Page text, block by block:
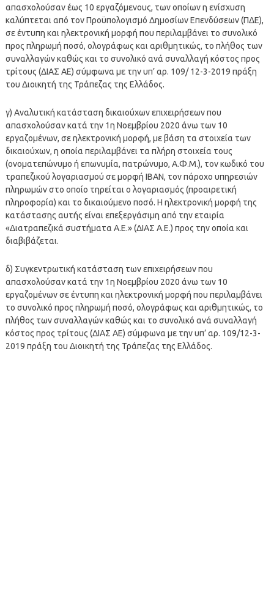
απασχολούσαν έως 10 εργαζόμενους, των οποίων η ενίσχυση
καλύπτεται από τον Προϋπολογισμό Δημοσίων Επενδύσεων (ΠΔΕ),
σε έντυπη και ηλεκτρονική μορφή που περιλαμβάνει το συνολικό
προς πληρωμή ποσό, ολογράφως και αριθμητικώς, το πλήθος των
συναλλαγών καθώς και το συνολικό ανά συναλλαγή κόστος προς
τρίτους (ΔΙΑΣ ΑΕ) σύμφωνα με την υπ’ αρ. 109/ 12-3-2019 πράξη
του Διοικητή της Τράπεζας της Ελλάδος.
γ) Αναλυτική κατάσταση δικαιούχων επιχειρήσεων που
απασχολούσαν κατά την 1η Νοεμβρίου 2020 άνω των 10
εργαζομένων, σε ηλεκτρονική μορφή, με βάση τα στοιχεία των
δικαιούχων, η οποία περιλαμβάνει τα πλήρη στοιχεία τους
(ονοματεπώνυμο ή επωνυμία, πατρώνυμο, Α.Φ.Μ.), τον κωδικό του
τραπεζικού λογαριασμού σε μορφή IBAN, τον πάροχο υπηρεσιών
πληρωμών στο οποίο τηρείται ο λογαριασμός (προαιρετική
πληροφορία) και το δικαιούμενο ποσό. Η ηλεκτρονική μορφή της
κατάστασης αυτής είναι επεξεργάσιμη από την εταιρία
«Διατραπεζικά συστήματα Α.Ε.» (ΔΙΑΣ Α.Ε.) προς την οποία και
διαβιβάζεται.
δ) Συγκεντρωτική κατάσταση των επιχειρήσεων που
απασχολούσαν κατά την 1η Νοεμβρίου 2020 άνω των 10
εργαζομένων σε έντυπη και ηλεκτρονική μορφή που περιλαμβάνει
το συνολικό προς πληρωμή ποσό, ολογράφως και αριθμητικώς, το
πλήθος των συναλλαγών καθώς και το συνολικό ανά συναλλαγή
κόστος προς τρίτους (ΔΙΑΣ ΑΕ) σύμφωνα με την υπ’ αρ. 109/12-3-
2019 πράξη του Διοικητή της Τράπεζας της Ελλάδος.